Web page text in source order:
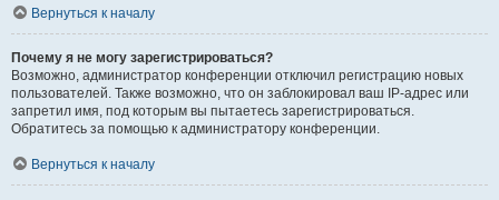
Вернуться к началу
Почему я не могу зарегистрироваться?
Возможно, администратор конференции отключил регистрацию новых
пользователей. Также возможно, что он заблокировал ваш IP-адрес или
запретил имя, под которым вы пытаетесь зарегистрироваться.
Обратитесь за помощью к администратору конференции.
Вернуться к началу